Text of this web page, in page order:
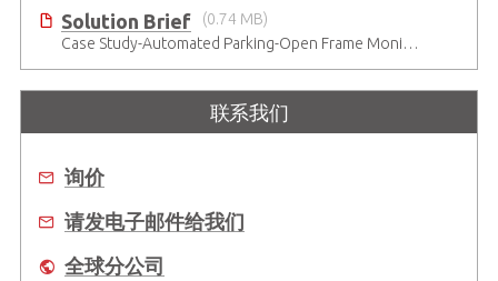
Solution Brief
(0.74 MB)
Case Study-Automated Parking-Open Frame Monitor
联系我们
询价
请发电子邮件给我们
全球分公司